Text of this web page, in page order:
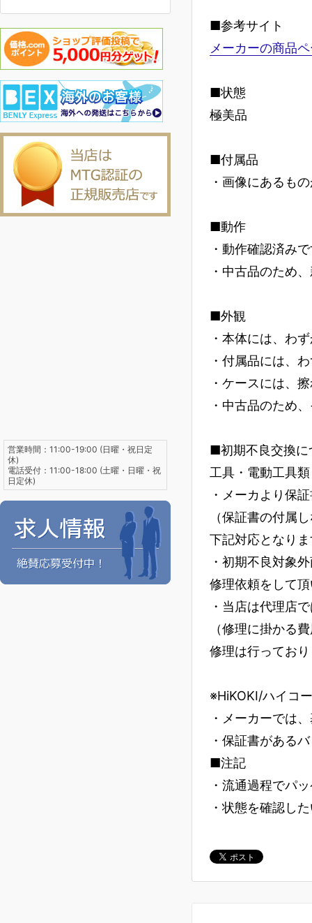
■参考サイト
メーカーの商品
■状態
極美品
■付属品
・画像にあるも
■動作
・動作確認済み
・中古品のため
■外観
・本体には、わ
・付属品には、
・ケースには、
・中古品のため
■初期不良交換に
工具・電動工具
・メーカより保
（保証書の付属
下記対応となり
・初期不良対象
修理依頼をして
・当店は代理店
（修理に掛かる
修理は行ってお
※HiKOKI/ハイコ
・メーカーでは
・保証書がある
■注記
・流通過程でパ
・状態を確認し
営業時間：11:00-19:00 (日曜・祝日定
休)
電話受付：11:00-18:00 (土曜・日曜・祝
日定休)